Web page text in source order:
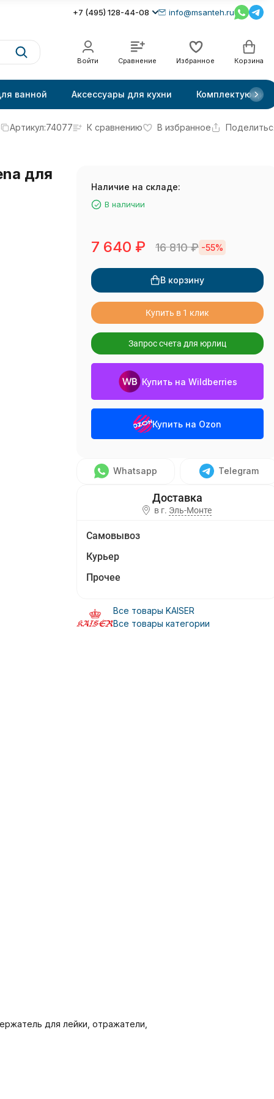
+7 (495) 128-44-08 info@msanteh.ru
Войти Сравнение Избранное Корзина
ванной Аксессуары для кухни Комплектующие
Артикул:74077 К сравнению В избранное
для
Наличие на складе:
В наличии
7 640 ₽ 16 810₽ -55%
В корзину
Купить в 1 клик
Запрос счета для юрлиц
Купить на Wildberries
Купить на Ozon
Whatsapp Telegram
в г. Эль-Монте
Самовывоз
Курьер
Прочее
Все товары KAISER
Все товары категории
для лейки, отражатели,